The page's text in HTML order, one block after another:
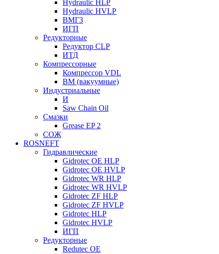
Hydraulic HLP
Hydraulic HVLP
ВМГЗ
ИГП
Редукторные
Редуктор CLP
ИТД
Компрессорные
Компрессор VDL
ВМ (вакуумные)
Индустриальные
И
Saw Chain Oil
Смазки
Grease EP 2
СОЖ
ROSNEFT
Гидравлические
Gidrotec OE HLP
Gidrotec OE HVLP
Gidrotec WR HLP
Gidrotec WR HVLP
Gidrotec ZF HLP
Gidrotec ZF HVLP
Gidrotec HLP
Gidrotec HVLP
ИГП
Редукторные
Redutec OE